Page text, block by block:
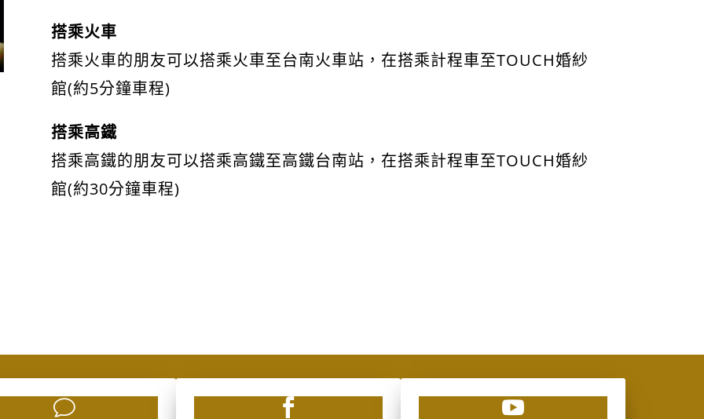
搭乘火車
搭乘火車的朋友可以搭乘火車至台南火車站，在搭乘計程車至TOUCH婚紗
館(約5分鐘車程)
搭乘高鐵
搭乘高鐵的朋友可以搭乘高鐵至高鐵台南站，在搭乘計程車至TOUCH婚紗
館(約30分鐘車程)
v  